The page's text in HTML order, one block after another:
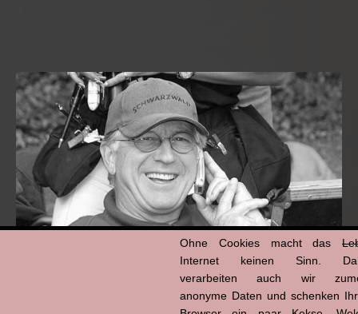
Ohne Cookies macht das
Internet keinen Sinn.
verarbeiten auch wir
anonyme Daten und schenken